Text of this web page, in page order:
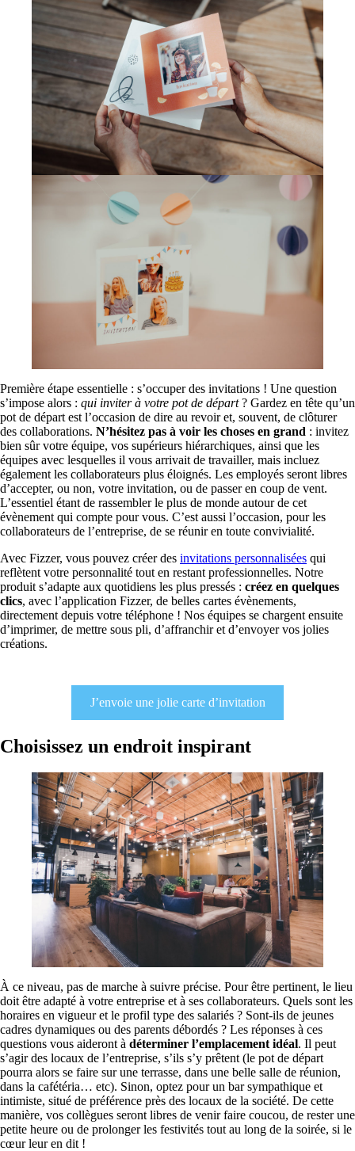
Première étape essentielle : s’occuper des invitations ! Une question
s’impose alors : qui inviter à votre pot de départ? Gardez en tête qu’un
pot de départ est l’occasion de dire au revoir et, souvent, de clôturer
des collaborations. N’hésitez pas à voir les choses en grand : invitez
bien sûr votre équipe, vos supérieurs hiérarchiques, ainsi que les
équipes avec lesquelles il vous arrivait de travailler, mais incluez
également les collaborateurs plus éloignés. Les employés seront libres
d’accepter, ou non, votre invitation, ou de passer en coup de vent.
L’essentiel étant de rassembler le plus de monde autour de cet
évènement qui compte pour vous. C’est aussi l’occasion, pour les
collaborateurs de l’entreprise, de se réunir en toute convivialité.
Avec Fizzer, vous pouvez créer des invitations personnalisées qui
reflètent votre personnalité tout en restant professionnelles. Notre
produit s’adapte aux quotidiens les plus pressés : créez en quelques
clics, avec l’application Fizzer, de belles cartes évènements,
directement depuis votre téléphone ! Nos équipes se chargent ensuite
d’imprimer, de mettre sous pli, d’affranchir et d’envoyer vos jolies
créations.
J’envoie une jolie carte d’invitation
Choisissez un endroit inspirant
À ce niveau, pas de marche à suivre précise. Pour être pertinent, le lieu
doit être adapté à votre entreprise et à ses collaborateurs. Quels sont les
horaires en vigueur et le profil type des salariés ? Sont-ils de jeunes
cadres dynamiques ou des parents débordés ? Les réponses à ces
questions vous aideront à déterminer l’emplacement idéal. Il peut
s’agir des locaux de l’entreprise, s’ils s’y prêtent (le pot de départ
pourra alors se faire sur une terrasse, dans une belle salle de réunion,
dans la cafétéria… etc). Sinon, optez pour un bar sympathique et
intimiste, situé de préférence près des locaux de la société. De cette
manière, vos collègues seront libres de venir faire coucou, de rester une
petite heure ou de prolonger les festivités tout au long de la soirée, si le
cœur leur en dit !